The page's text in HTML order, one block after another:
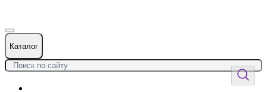
Каталог